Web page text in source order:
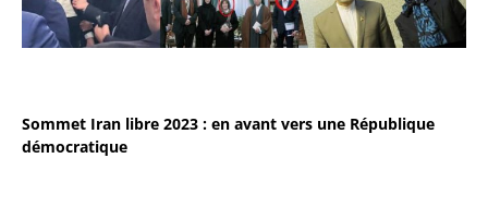
Sommet Iran libre 2023 : en avant vers une République
démocratique